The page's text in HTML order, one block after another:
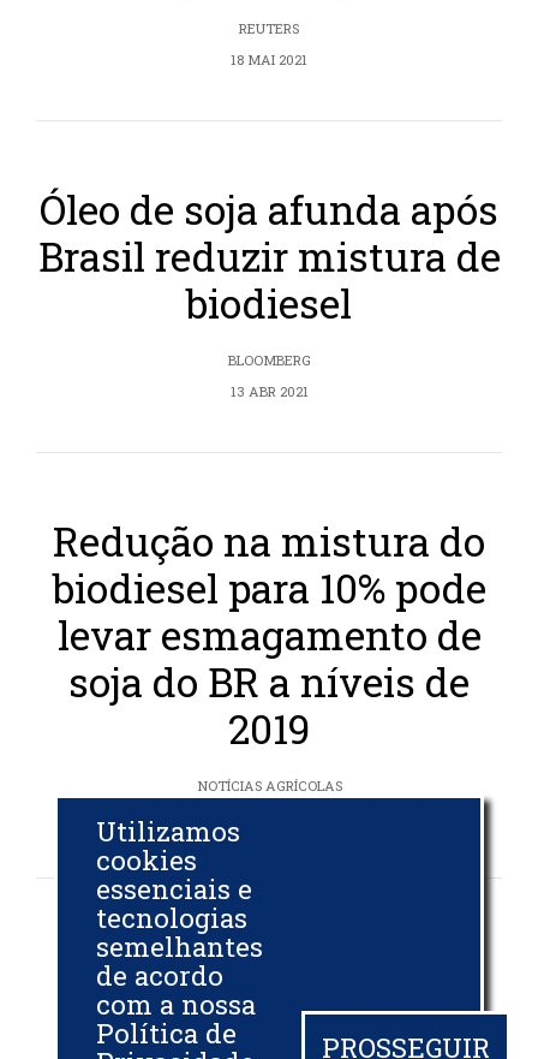
REUTERS
18 MAI 2021
Óleo de soja afunda após
Brasil reduzir mistura de
biodiesel
BLOOMBERG
13 ABR 2021
Redução na mistura do
biodiesel para 10% pode
levar esmagamento de
soja do BR a níveis de
2019
NOTÍCIAS AGRÍCOLAS
Em meio a disputas,
acordo da Bunge para
Utilizamos
cookies
essenciais e
tecnologias
semelhantes
de acordo
com a nossa
Política de
PROSSEGUIR